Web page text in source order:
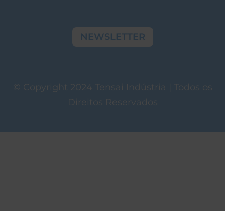
NEWSLETTER
© Copyright 2024 Tensai Indústria | Todos os
Direitos Reservados